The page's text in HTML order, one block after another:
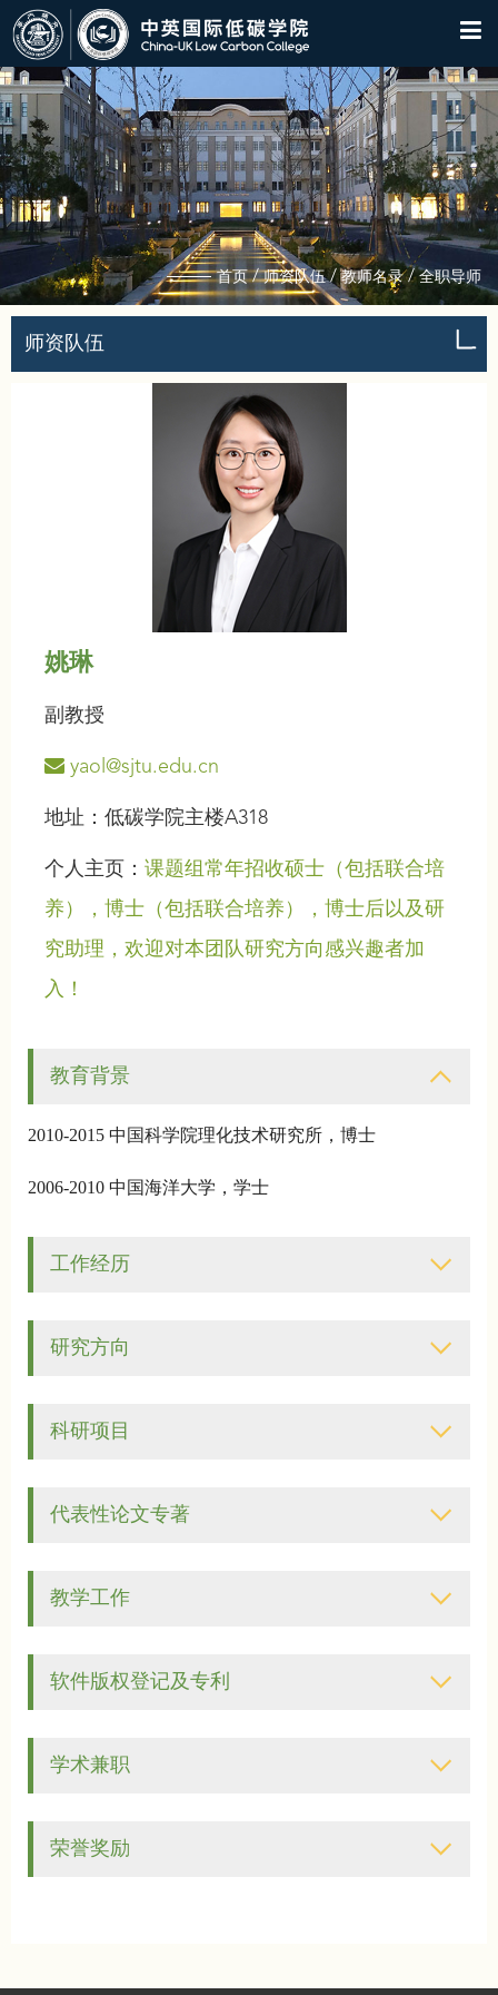
首页/师资队伍/教师名录/ 全职导师
师资队伍
姚琳
副教授
yaol@sjtu.edu.cn
地址：低碳学院主楼A318
个人主页： 课题组常年招收硕士（包括联合培
养），博士（包括联合培养），博士后以及研
究助理，欢迎对本团队研究方向感兴趣者加
入！
教育背景
2010-2015 中国科学院理化技术研究所，博士
2006-2010 中国海洋大学，学士
工作经历
研究方向
科研项目
代表性论文专著
教学工作
软件版权登记及专利
学术兼职
荣誉奖励